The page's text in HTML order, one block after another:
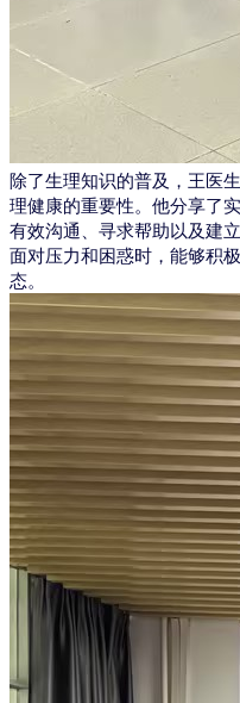
除了生理知识的普及，王医
理健康的重要性。他分享了
有效沟通、寻求帮助以及建
面对压力和困惑时，能够积
态。